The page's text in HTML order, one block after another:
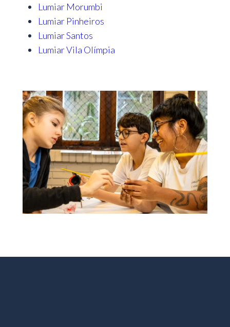
Lumiar Morumbi
Lumiar Pinheiros
Lumiar Santos
Lumiar Vila Olímpia